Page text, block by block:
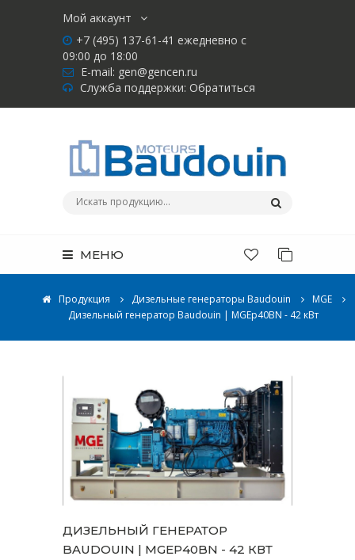
Мой аккаунт
+7 (495) 137-61-41 ежедневно с
09:00 до 18:00
E-mail: gen@gencen.ru
Служба поддержки: Обратиться
МЕНЮ
Продукция Дизельные генераторы Baudouin
MGE
Дизельный генератор Baudouin | MGEp40BN - 42 кВт
ДИЗЕЛЬНЫЙ ГЕНЕРАТОР
BAUDOUIN | MGEP40BN - 42 КВТ